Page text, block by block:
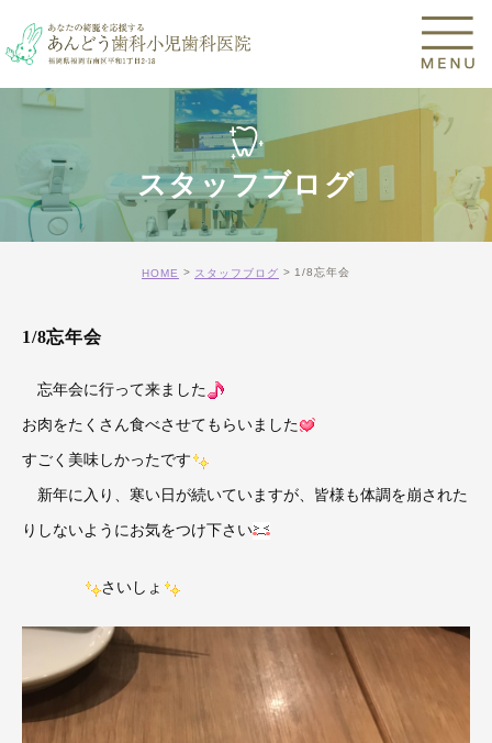
スタッフブログ
HOME スタッフブログ 1/8忘年会
1/8忘年会
忘年会に行って来ました
お肉をたくさん食べさせてもらいました
すごく美味しかったです
新年に入り、寒い日が続いていますが、皆様も体調を崩された
りしないようにお気をつけ下さい
さいしょ